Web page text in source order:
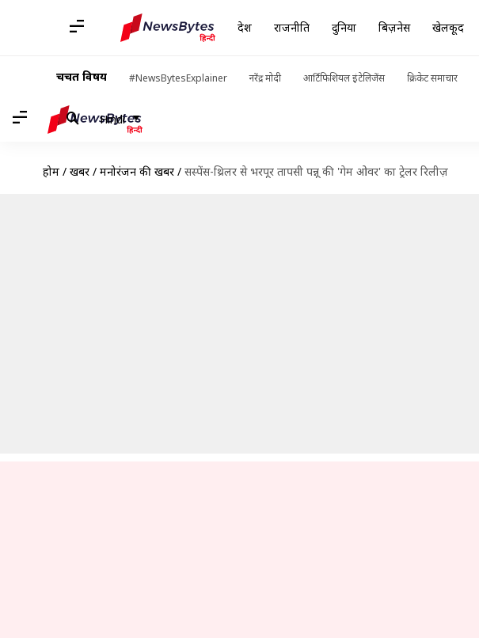
देश राजनीति दुनिया बिज़नेस खेलकूद
चर्चित विषय #NewsBytesExplainer नरेंद्र मोदी आर्टिफिशियल इंटेलिजेंस क्रिकेट समाचार
Hindi
होम / खबरें / मनोरंजन की खबरें / सस्पेंस-थ्रिलर से भरपूर तापसी पन्नू की 'गेम ओवर' का ट्रेलर रिलीज़